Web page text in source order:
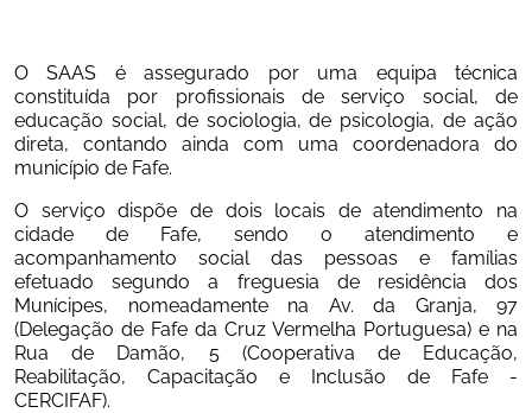
O SAAS é assegurado por uma equipa técnica
constituída por profissionais de serviço social, de
educação social, de sociologia, de psicologia, de ação
direta, contando ainda com uma coordenadora do
município de Fafe.
O serviço dispõe de dois locais de atendimento na
cidade de Fafe, sendo o atendimento e
acompanhamento social das pessoas e famílias
efetuado segundo a freguesia de residência dos
Munícipes, nomeadamente na Av. da Granja, 97
(Delegação de Fafe da Cruz Vermelha Portuguesa) e na
Rua de Damão, 5 (Cooperativa de Educação,
Reabilitação, Capacitação e Inclusão de Fafe -
CERCIFAF).